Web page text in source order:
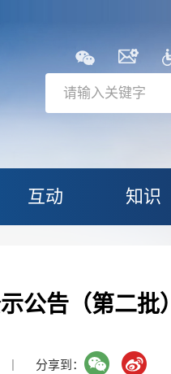
互动 知识
公告（第二批）
| 分享到：